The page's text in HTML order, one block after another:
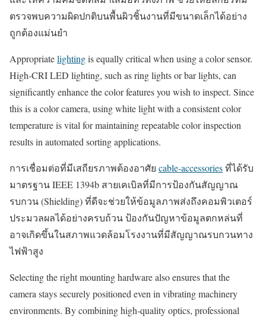
ตรวจพบความผิดปกติบนพื้นผิวชิ้นงานที่มีขนาดเล็กได้อย่าง
ถูกต้องแม่นยำ
Appropriatelightingis equally critical when using a color sensor.
High-CRI LED lighting, such as ring lights or bar lights, can
significantly enhance the color features you wish to inspect. Since
this is a color camera, using white light with a consistent color
temperature is vital for maintaining repeatable color inspection
results in automated sorting applications.
การเชื่อมต่อที่มีเสถียรภาพต้องอาศัย cable-accessoriesที่ได้รับ
มาตรฐาน IEEE 1394b สายเคเบิลที่มีการป้องกันสัญญาณ
รบกวน (Shielding) ที่ดีจะช่วยให้ข้อมูลภาพส่งถึงคอมพิวเตอร์
ประมวลผลได้อย่างครบถ้วน ป้องกันปัญหาข้อมูลตกหล่นที่
อาจเกิดขึ้นในสภาพแวดล้อมโรงงานที่มีสัญญาณรบกวนทาง
ไฟฟ้าสูง
Selecting the right mounting hardware also ensures that the
camera stays securely positioned even in vibrating machinery
environments. By combining high-quality optics, professional